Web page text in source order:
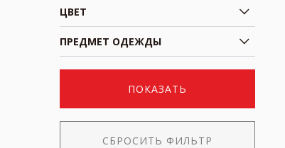
ЦВЕТ
ПРЕДМЕТ ОДЕЖДЫ
ПОКАЗАТЬ
СБРОСИТЬ ФИЛЬТР